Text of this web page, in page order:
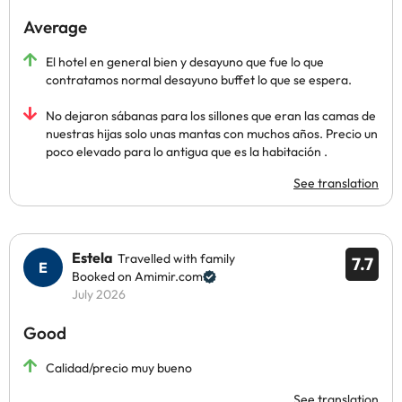
Average
El hotel en general bien y desayuno que fue lo que
contratamos normal desayuno buffet lo que se espera.
No dejaron sábanas para los sillones que eran las camas de
nuestras hijas solo unas mantas con muchos años. Precio un
poco elevado para lo antigua que es la habitación .
See translation
7.7
Estela Travelled with family
Booked on Amimir.com
July 2026
Good
Calidad/precio muy bueno